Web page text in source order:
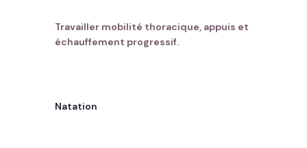
Travailler mobilité thoracique, appuis et
échauffement progressif.
Natation